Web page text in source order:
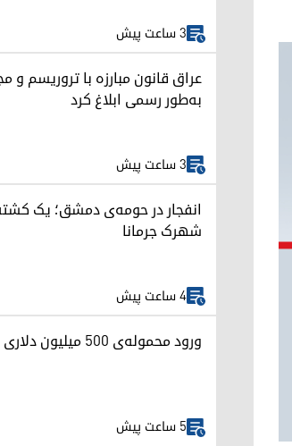
3 ساعت پیش
عراق قانون مبارزه با تروریسم و
به‌طور رسمی ابلاغ کرد
3 ساعت پیش
شهرک جرمانا
4 ساعت پیش
ورود محموله‌ی ۵۰۰ میلیون دلاری به عراق
5 ساعت پیش